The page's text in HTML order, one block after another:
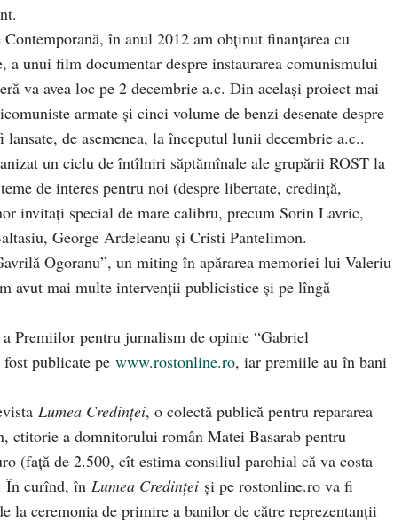
în anul 2012 am obţinut finanţarea cu
a unui film documentar despre instaurarea comunismului
va avea loc pe 2 decembrie a.c. Din acelaşi proiect mai
armate şi cinci volume de benzi desenate despre
de asemenea, la începutul lunii decembrie a.c..
un ciclu de întîlniri săptămînale ale grupării ROST la
de interes pentru noi (despre libertate, credinţă,
invitaţi special de mare calibru, precum Sorin Lavric,
George Ardeleanu şi Cristi Pantelimon.
Ogoranu”, un miting în apărarea memoriei lui Valeriu
avut mai multe intervenţii publicistice şi pe lîngă
Premiilor pentru jurnalism de opinie “Gabriel
publicate pe www.rostonline.ro, iar premiile au în bani
Lumea Credinţei, o colectă publică pentru repararea
ctitorie a domnitorului român Matei Basarab pentru
(faţă de 2.500, cît estima consiliul parohial că va costa
În curînd, în Lumea Credinţei şi pe rostonline.ro va fi
ceremonia de primire a banilor de către reprezentanţii